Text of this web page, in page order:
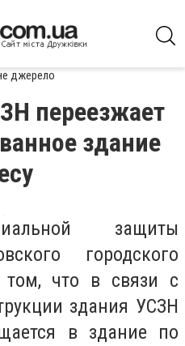
джерело
переезжает
здание
защиты
городского
том, что в связи с
здания УСЗН
в здание по